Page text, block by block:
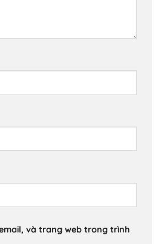
và trang web trong trình